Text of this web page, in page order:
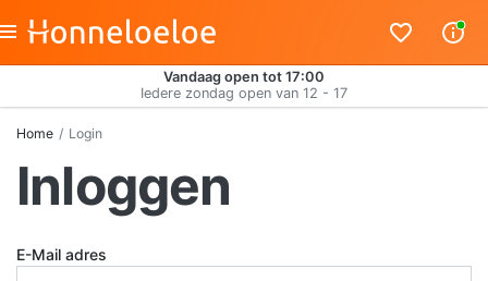
Vandaag open tot 17:00
Iedere zondag open van 12 - 17
Home Login
Inloggen
E-Mail adres